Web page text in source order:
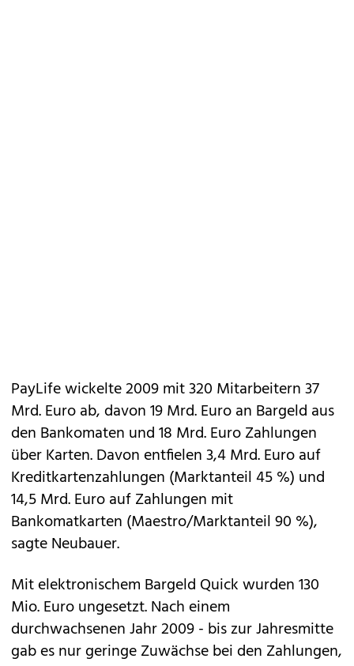
PayLife wickelte 2009 mit 320 Mitarbeitern 37
Mrd. Euro ab, davon 19 Mrd. Euro an Bargeld aus
den Bankomaten und 18 Mrd. Euro Zahlungen
über Karten. Davon entfielen 3,4 Mrd. Euro auf
Kreditkartenzahlungen (Marktanteil 45 %) und
14,5 Mrd. Euro auf Zahlungen mit
Bankomatkarten (Maestro/Marktanteil 90 %),
sagte Neubauer.
Mit elektronischem Bargeld Quick wurden 130
Mio. Euro ungesetzt. Nach einem
durchwachsenen Jahr 2009 - bis zur Jahresmitte
gab es nur geringe Zuwächse bei den Zahlungen,